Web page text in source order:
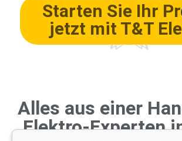
Starten Sie Ihr
jetzt mit T&T
Alles aus einer
Elektro-Experten